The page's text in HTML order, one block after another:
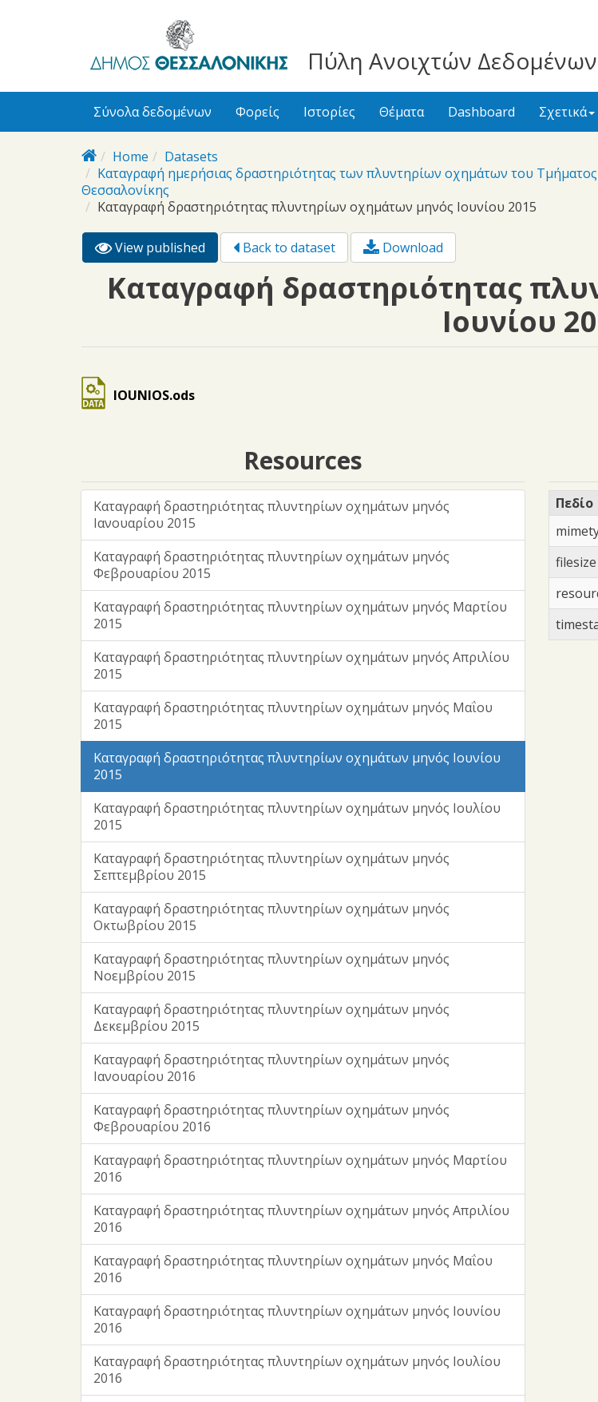
Πύλη Ανοιχτών
Σύνολα δεδομένων Φορείς Ιστορίες Θέματα Dashboard Σχετικά
Home
Datasets
Καταγραφή ημερήσιας δραστηριότητας των πλυντηρίων οχημάτων του
Θεσσαλονίκης
Καταγραφή δραστηριότητας πλυντηρίων οχημάτων μηνός Ιουνίου 2015
Primary tabs
View published (active
tab)
Back to dataset Download
Καταγραφή δραστηριότητας
Ιουνίου
IOUNIOS.ods
Resources
Καταγραφή δραστηριότητας πλυντηρίων οχημάτων μηνός
Ιανουαρίου 2015
Καταγραφή δραστηριότητας πλυντηρίων οχημάτων μηνός
Φεβρουαρίου 2015
Καταγραφή δραστηριότητας πλυντηρίων οχημάτων μηνός Μαρτίου
2015
Καταγραφή δραστηριότητας πλυντηρίων οχημάτων μηνός Απριλίου
2015
Καταγραφή δραστηριότητας πλυντηρίων οχημάτων μηνός Μαΐου
2015
Καταγραφή δραστηριότητας πλυντηρίων οχημάτων μηνός Ιουνίου
2015
Καταγραφή δραστηριότητας πλυντηρίων οχημάτων μηνός Ιουλίου
2015
Καταγραφή δραστηριότητας πλυντηρίων οχημάτων μηνός
Σεπτεμβρίου 2015
Καταγραφή δραστηριότητας πλυντηρίων οχημάτων μηνός
Οκτωβρίου 2015
Καταγραφή δραστηριότητας πλυντηρίων οχημάτων μηνός
Νοεμβρίου 2015
Καταγραφή δραστηριότητας πλυντηρίων οχημάτων μηνός
Δεκεμβρίου 2015
Καταγραφή δραστηριότητας πλυντηρίων οχημάτων μηνός
Ιανουαρίου 2016
Καταγραφή δραστηριότητας πλυντηρίων οχημάτων μηνός
Φεβρουαρίου 2016
Καταγραφή δραστηριότητας πλυντηρίων οχημάτων μηνός Μαρτίου
2016
Καταγραφή δραστηριότητας πλυντηρίων οχημάτων μηνός Απριλίου
2016
Καταγραφή δραστηριότητας πλυντηρίων οχημάτων μηνός Μαΐου
2016
Καταγραφή δραστηριότητας πλυντηρίων οχημάτων μηνός Ιουνίου
2016
Καταγραφή δραστηριότητας πλυντηρίων οχημάτων μηνός Ιουλίου
2016
Πεδίο
filesize